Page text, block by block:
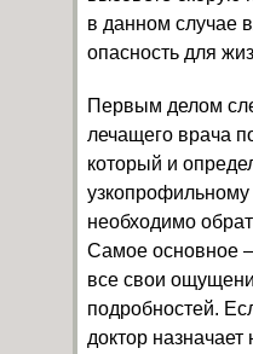
в данном случае
опасность для
Первым делом
лечащего врача
который и
необходимо
Самое основное
все свои
подробностей.
доктор